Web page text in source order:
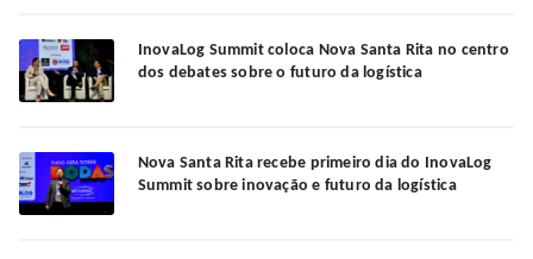
InovaLog Summit coloca Nova Santa Rita no centro
dos debates sobre o futuro da logística
Nova Santa Rita recebe primeiro dia do InovaLog
Summit sobre inovação e futuro da logística